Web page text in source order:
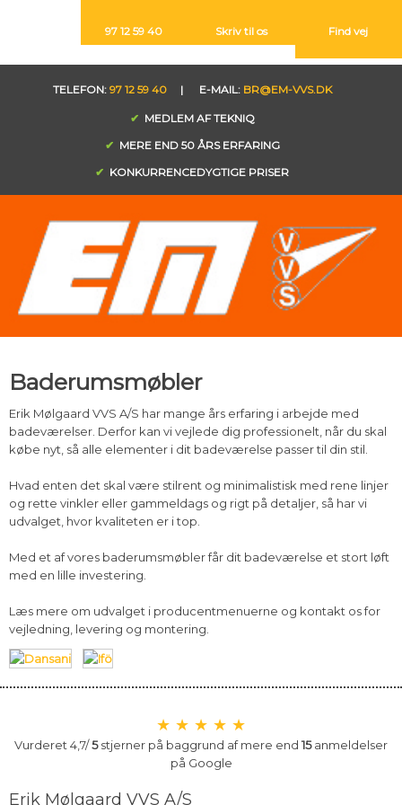
​97 12 59 40 Skriv til os​ Find vej​
​TELEFON: 97 12 59 40| E-MAIL: BR@EM-VVS.DK
✔ MEDLEM AF TEKNIQ​
✔ MERE END 50 ÅRS ERFARING
✔ KONKURRENCEDYGTIGE PRISER
Baderumsmøbler
Erik Mølgaard VVS A/S har mange års erfaring i arbejde med
badeværelser. Derfor kan vi vejlede dig professionelt, når du skal
købe nyt, så alle elementer i dit badeværelse passer til din stil.
Hvad enten det skal være stilrent og minimalistisk med rene linjer
og rette vinkler eller gammeldags og rigt på detaljer, så har vi
udvalget, hvor kvaliteten er i top.
Med et af vores baderumsmøbler får dit badeværelse et stort løft
med en lille investering.
Læs mere om udvalget i producentmenuerne og kontakt os for
vejledning, levering og montering.
★ ★ ★ ★ ★
​​Vurderet 4,7/5stjerner på baggrund af mere end 15anmeldelser
på​ Google
Erik Mølgaard VVS A/S​